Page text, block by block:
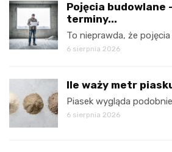
Pojęcia budowlane
terminy...
To nieprawda, że
6 sierpnia 2026
Ile waży metr
Piasek wygląda
6 sierpnia 2026